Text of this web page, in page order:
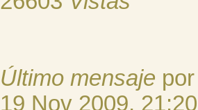
Último mensaje
19 Nov 2009, 21:20